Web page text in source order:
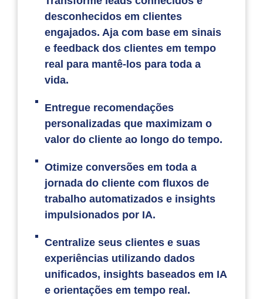
desconhecidos em clientes
engajados. Aja com base em sinais
e feedback dos clientes em tempo
real para mantê-los para toda a
vida.
Entregue recomendações
personalizadas que maximizam o
valor do cliente ao longo do tempo.
Otimize conversões em toda a
jornada do cliente com fluxos de
trabalho automatizados e insights
impulsionados por IA.
Centralize seus clientes e suas
experiências utilizando dados
unificados, insights baseados em IA
e orientações em tempo real.